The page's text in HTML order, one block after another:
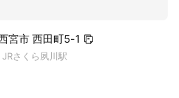
宮市 西田町5-1
さくら夙川駅